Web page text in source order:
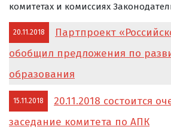
комитетах и комиссиях
20.11.2018
Партпроект
обобщил предложения по
образования
15.11.2018
20.11.2018 состоится
заседание комитета по АПК